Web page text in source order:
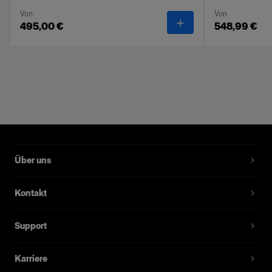
Gefertigt aus Qualitätsmaterialien.
Tasche
Nicht kompatibel mit den RFI-, OCF- und
Der Satz enthält einen Front- und
Von
495,00 € Profoto Softbox
Von
548,99 €
Über uns
Kontakt
Support
Karriere